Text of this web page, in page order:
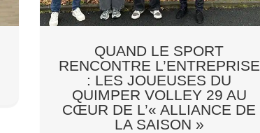
QUAND LE SPORT
RENCONTRE L’ENTREPRISE
: LES JOUEUSES DU
QUIMPER VOLLEY 29 AU
CŒUR DE L’« ALLIANCE DE
LA SAISON »